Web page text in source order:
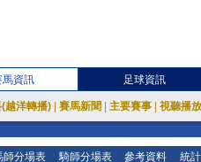
馬資訊 足球資訊
越洋轉播) 賽馬新聞 主要賽事 視聽播
師分場表 騎師分場表 參考資料 統